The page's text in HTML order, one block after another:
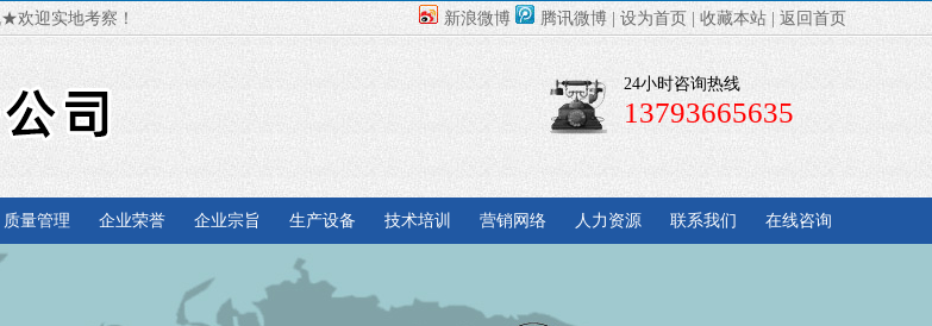
★欢迎实地考察！ 新浪微博 腾讯微博 设为首页 收藏本站 返回首页
24小时咨询热线
13793665635
质量管理 企业荣誉 企业宗旨 生产设备 技术培训 营销网络 人力资源 联系我们 在线咨询